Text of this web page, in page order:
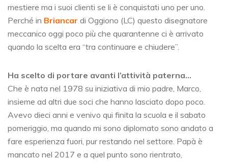
mestiere ma i suoi clienti se li è conquistati uno per uno.
Perché in Briancar di Oggiono (LC) questo disegnatore
meccanico oggi poco più che quarantenne ci è arrivato
quando la scelta era “tra continuare e chiudere”.
Ha scelto di portare avanti l’attività paterna…
Che è nata nel 1978 su iniziativa di mio padre, Marco,
insieme ad altri due soci che hanno lasciato dopo poco.
Avevo dieci anni e venivo qui finita la scuola e il sabato
pomeriggio, ma quando mi sono diplomato sono andato a
fare esperienza fuori, pur restando nel settore. Papà è
mancato nel 2017 e a quel punto sono rientrato,